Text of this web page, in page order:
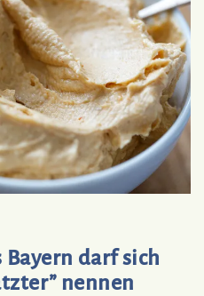
Bayern darf sich
nennen